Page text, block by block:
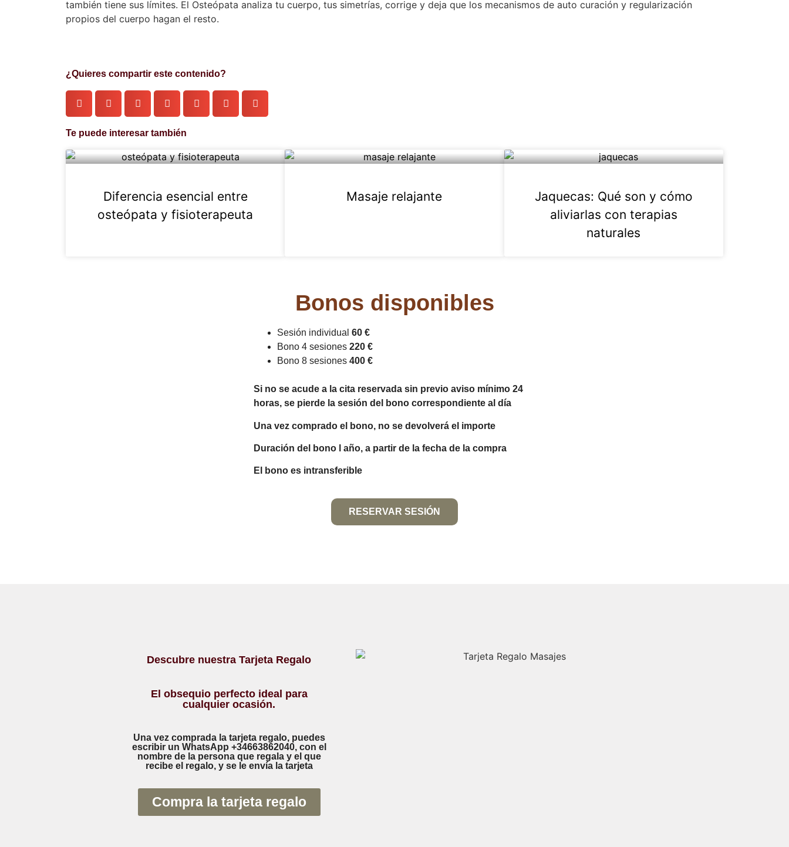
también tiene sus límites. El Osteópata analiza tu cuerpo, tus simetrías, corrige y deja que los mecanismos de auto curación y regularización
propios del cuerpo hagan el resto.
¿Quieres compartir este contenido?
Te puede interesar también
Diferencia esencial entre
osteópata y fisioterapeuta
Masaje relajante
Jaquecas: Qué son y cómo
aliviarlas con terapias
naturales
Bonos disponibles
Sesión individual 60 €
Bono 4 sesiones 220 €
Bono 8 sesiones 400 €
Si no se acude a la cita reservada sin previo aviso mínimo 24
horas, se pierde la sesión del bono correspondiente al día
Una vez comprado el bono, no se devolverá el importe
Duración del bono l año, a partir de la fecha de la compra
El bono es intransferible
RESERVAR SESIÓN
Descubre nuestra Tarjeta Regalo
El obsequio perfecto ideal para
cualquier ocasión.
Una vez comprada la tarjeta regalo, puedes
escribir un WhatsApp +34663862040, con el
nombre de la persona que regala y el que
recibe el regalo, y se le envía la tarjeta
Compra la tarjeta regalo